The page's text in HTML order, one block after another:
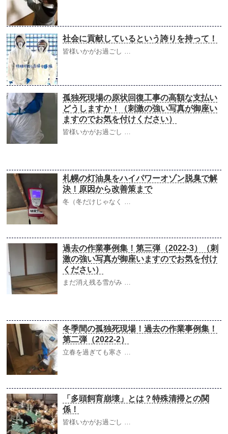
社会に貢献しているという誇りを持って！
皆様いかがお過ごし …
孤独死現場の原状回復工事の高額な支払い
どうしますか！（刺激の強い写真が御座い
ますのでお気を付けください）
皆様いかがお過ごし …
札幌の灯油臭をハイパワーオゾン脱臭で解
決！原因から改善策まで
冬（冬だけじゃなく …
過去の作業事例集！第三弾（2022-3）（刺
激の強い写真が御座いますのでお気を付け
ください）
まだ消え残る雪がみ …
冬季間の孤独死現場！過去の作業事例集！
第二弾（2022-2）
立春を過ぎても寒さ …
「多頭飼育崩壊」とは？特殊清掃との関
係！
皆様いかがお過ごし …